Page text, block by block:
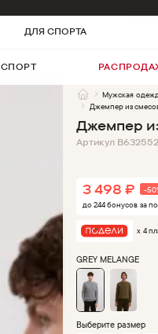
ДЛЯ СПОРТА
СПОРТ
6 999
Мужская
Джемпер из
Джемпер
Артикул
3 498 ₽ -50
до244бонусов за
х 4
GREY MELANGE
Выберите размер